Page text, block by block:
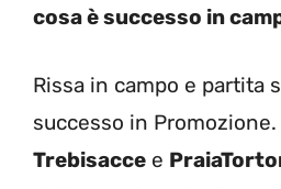
cosa è successo in
Rissa in campo e partita
successo in Promozione.
Trebisacce e